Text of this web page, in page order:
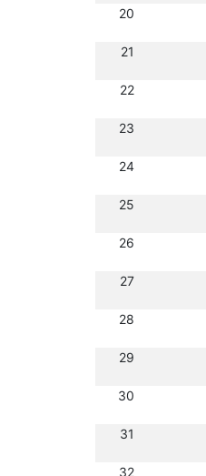
20
21
22
23
24
25
26
27
28
29
30
31
32